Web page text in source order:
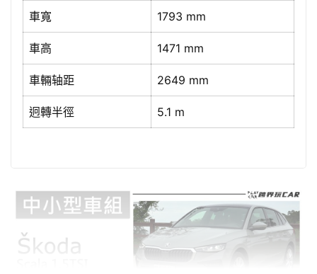
機
試
影
灣
車
與
車寬 1793 mm
車高 1471 mm
車輛轴距 2649 mm
迥轉半徑 5.1 m